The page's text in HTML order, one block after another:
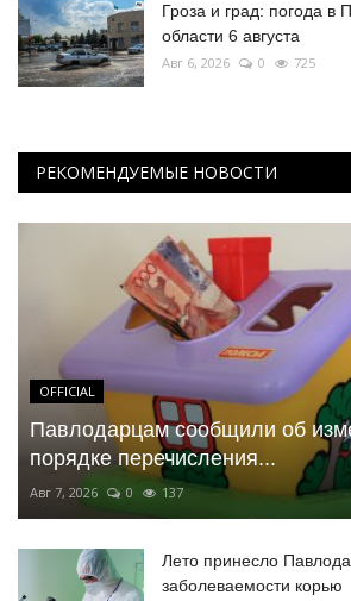
Гроза и град: погода в
области 6 августа
Авг 6, 2026 0 725
РЕКОМЕНДУЕМЫЕ НОВОСТИ
OFFICIAL
Павлодарцам сообщили об
порядке перечисления...
Авг 7, 2026 0 137
Лето принесло
заболеваемости корью